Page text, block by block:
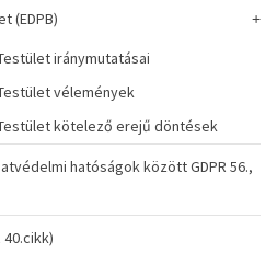
(EDPB)
iránymutatásai
vélemények
kötelező erejű döntések
hatóságok között GDPR 56.,